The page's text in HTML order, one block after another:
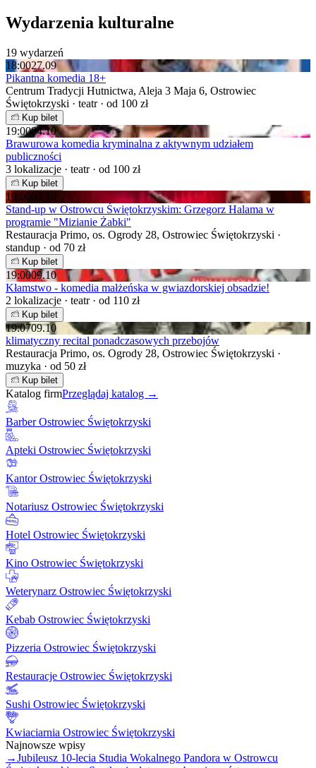
Wydarzenia kulturalne
19 wydarzeń
18:0027.09
Pikantna komedia 18+
Centrum Tradycji Hutnictwa, Aleja 3 Maja 6, Ostrowiec
Świętokrzyski · teatr · od 100 zł
Kup bilet
19:0004.10
Brawurowa komedia kryminalna z aktywnym udziałem
publiczności
3 lokalizacje · teatr · od 100 zł
Kup bilet
19:0007.10
Stand-up w Ostrowcu Świętokrzyskim: Grzegorz Halama w
programie "Mizianie Żabki"
Restauracja Primo, os. Ogrody 28, Ostrowiec Świętokrzyski ·
standup · od 70 zł
Kup bilet
19:0009.10
Kłamstwo - komedia małżeńska w gwiazdorskiej obsadzie!
2 lokalizacje · teatr · od 110 zł
Kup bilet
19:0709.10
klimatyczny recital ponadczasowych przebojów
Restauracja Primo, os. Ogrody 28, Ostrowiec Świętokrzyski ·
muzyka · od 50 zł
Kup bilet
Katalog firmPrzeglądaj katalog →
Barber Ostrowiec Świętokrzyski
Apteki Ostrowiec Świętokrzyski
Kantor Ostrowiec Świętokrzyski
Notariusz Ostrowiec Świętokrzyski
Hotel Ostrowiec Świętokrzyski
Kino Ostrowiec Świętokrzyski
Weterynarz Ostrowiec Świętokrzyski
Kebab Ostrowiec Świętokrzyski
Pizzeria Ostrowiec Świętokrzyski
Restauracje Ostrowiec Świętokrzyski
Sushi Ostrowiec Świętokrzyski
Kwiaciarnia Ostrowiec Świętokrzyski
Najnowsze wpisy
→Jubileusz 10-lecia Studia Wokalnego Pandora w Ostrowcu